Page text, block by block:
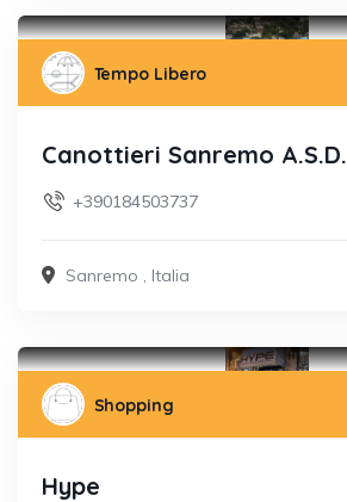
Tempo Libero
Canottieri Sanremo A.S.D.
+390184503737
Sanremo , Italia
Shopping
Hype